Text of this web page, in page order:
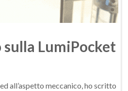
LumiPocket
all’aspetto meccanico, ho scritto